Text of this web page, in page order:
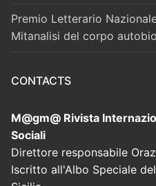
Premio Letterario
Mitanalisi del corpo
CONTACTS
M@gm@ Rivista
Sociali
Direttore responsabile
Iscritto all'Albo Speciale